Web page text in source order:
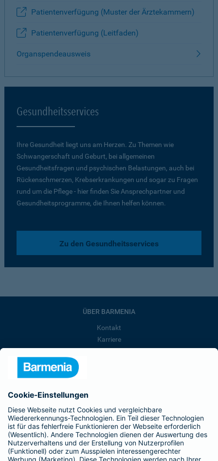
Patientenverfügung (Muster der Ärztekammern)
Patientenverfügung (Leitfaden)
Organspendeausweis
Gesundheitsservices
Ihre Gesundheit liegt uns am Herzen. Zu Themen wie
Schwangerschaft und Geburt, bei allgemeinen
Gesundheitsfragen und psychischen Belastungen, auch bei
Rückenschmerzen, Krebserkrankungen und sogar zu Fragen
rund um die Pflege - hier finden Sie Ansprechpartner und
Gesundheitsprogramme, die Ihnen helfen können.
Zu den Gesundheitsservices
ÜBER BARMENIA
Kontakt
Karriere
Barmenia ist Teil der BarmeniaGothaer
BELIEBTE SEITEN
Kranken-Zusatzversicherung
Tierversicherungen
Haftpflichtversicherung